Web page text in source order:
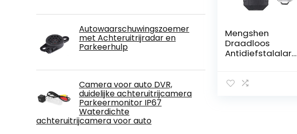
Autowaarschuwingszoemer
met Achteruitrijradar en
Parkeerhulp
Camera voor auto DVR,
duidelijke achteruitrijcamera
Parkeermonitor IP67
Waterdichte
achteruitrijcamera voor auto
Mengshen
Draadloos
Antidiefstalalarm